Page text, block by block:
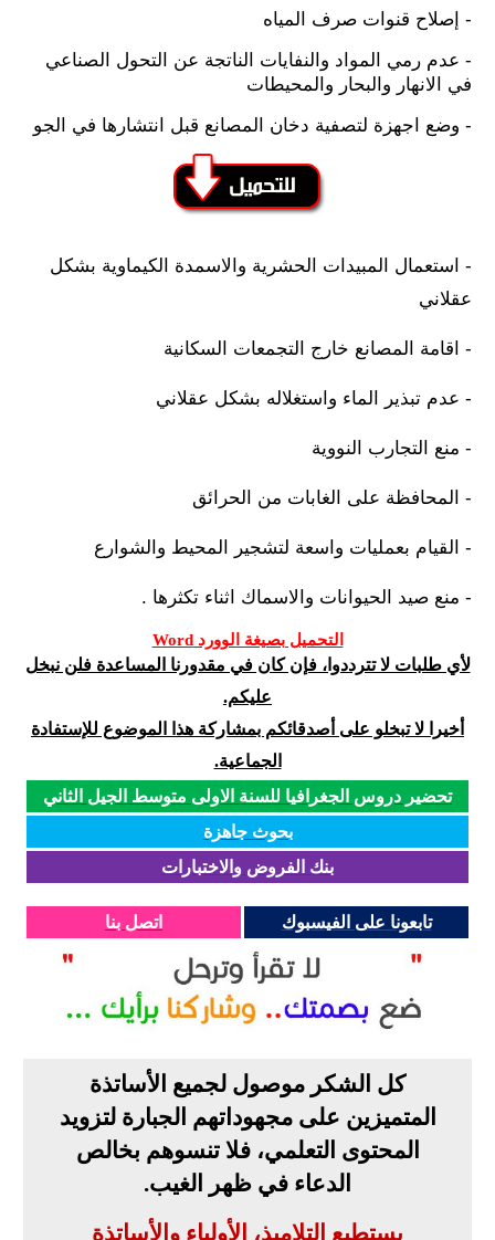
- إصلاح قنوات صرف المياه
- عدم رمي المواد والنفايات الناتجة عن التحول الصناعي
في الانهار والبحار والمحيطات
- وضع اجهزة لتصفية دخان المصانع قبل انتشارها في الجو
- استعمال المبيدات الحشرية والاسمدة الكيماوية بشكل
عقلاني
- اقامة المصانع خارج التجمعات السكانية
- عدم تبذير الماء واستغلاله بشكل عقلاني
- منع التجارب النووية
- المحافظة على الغابات من الحرائق
- القيام بعمليات واسعة لتشجير المحيط والشوارع
- منع صيد الحيوانات والاسماك اثناء تكثرها .
التحميل بصيغة الوورد Word
لأي طلبات لا تترددوا، فإن كان في مقدورنا المساعدة فلن نبخل
عليكم.
أخيرا لا تبخلو على أصدقائكم بمشاركة هذا الموضوع للإستفادة
الجماعية.
تحضير دروس الجغرافيا للسنة الاولى متوسط الجيل الثاني
بحوث جاهزة
بنك الفروض والاختبارات
تابعونا على الفيسبوك اتصل بنا
كل الشكر موصول لجميع الأساتذة
المتميزين على مجهوداتهم الجبارة لتزويد
المحتوى التعلمي، فلا تنسوهم بخالص
الدعاء في ظهر الغيب.
يستطيع التلاميذ، الأولياء والأساتذة